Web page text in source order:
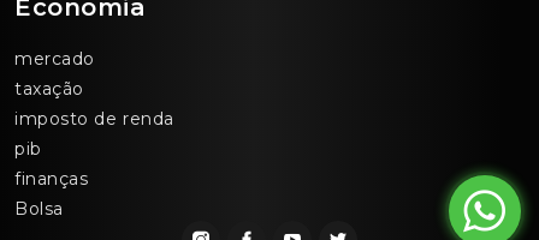
Economia
mercado
taxação
imposto de renda
pib
finanças
Bolsa